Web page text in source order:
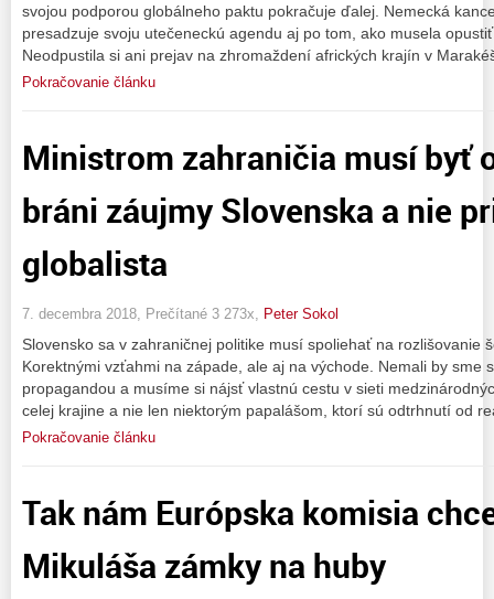
svojou podporou globálneho paktu pokračuje ďalej. Nemecká
presadzuje svoju utečeneckú agendu aj po tom, ako musela
Neodpustila si ani prejav na zhromaždení afrických krajín v
Pokračovanie článku
Ministrom zahraničia musí byť
bráni záujmy Slovenska a nie
globalista
7. decembra 2018, Prečítané 3 273x, Peter Sokol
Slovensko sa v zahraničnej politike musí spoliehať na rozlišovanie
Korektnými vzťahmi na západe, ale aj na východe. Nemali by sme
propagandou a musíme si nájsť vlastnú cestu v sieti
celej krajine a nie len niektorým papalášom, ktorí sú odtrhnutí od
Pokračovanie článku
Tak nám Európska komisia
Mikuláša zámky na huby